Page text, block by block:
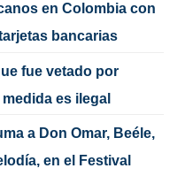
en Colombia con
bancarias
fue vetado por
es ilegal
a Don Omar, Beéle,
en el Festival